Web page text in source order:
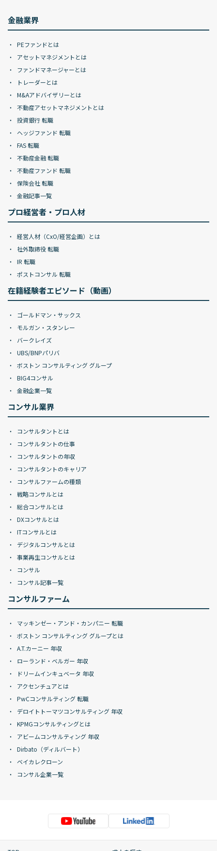
金融業界
PEファンドとは
アセットマネジメントとは
ファンドマネージャーとは
トレーダーとは
M&Aアドバイザリーとは
不動産アセットマネジメントとは
投資銀行 転職
ヘッジファンド 転職
FAS 転職
不動産金融 転職
不動産ファンド 転職
保険会社 転職
金融記事一覧
プロ経営者・プロ人材
経営人材（CxO/経営企画）とは
社外取締役 転職
IR 転職
ポストコンサル 転職
在籍経験者エピソード（動画）
ゴールドマン・サックス
モルガン・スタンレー
バークレイズ
UBS/BNPパリバ
ボストン コンサルティング グループ
BIG4コンサル
金融企業一覧
コンサル業界
コンサルタントとは
コンサルタントの仕事
コンサルタントの年収
コンサルタントのキャリア
コンサルファームの種類
戦略コンサルとは
総合コンサルとは
DXコンサルとは
ITコンサルとは
デジタルコンサルとは
事業再生コンサルとは
コンサル
コンサル記事一覧
コンサルファーム
マッキンゼー・アンド・カンパニー 転職
ボストン コンサルティング グループとは
A.T.カーニー 年収
ローランド・ベルガー 年収
ドリームインキュベータ 年収
アクセンチュアとは
PwCコンサルティング 転職
デロイトトーマツコンサルティング 年収
KPMGコンサルティングとは
アビームコンサルティング 年収
Dirbato（ディルバート）
ベイカレクローン
コンサル企業一覧